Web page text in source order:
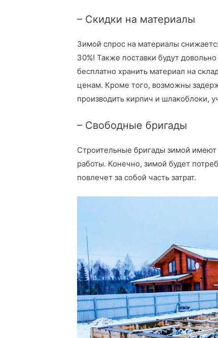
– Скидки на материалы
Зимой спрос на материалы
30%! Также поставки будут
бесплатно хранить материал на
ценам. Кроме того, возможны
производить кирпич и шлакоблоки,
– Свободные бригады
Строительные бригады зимой
работы. Конечно, зимой будет
повлечет за собой часть затрат.